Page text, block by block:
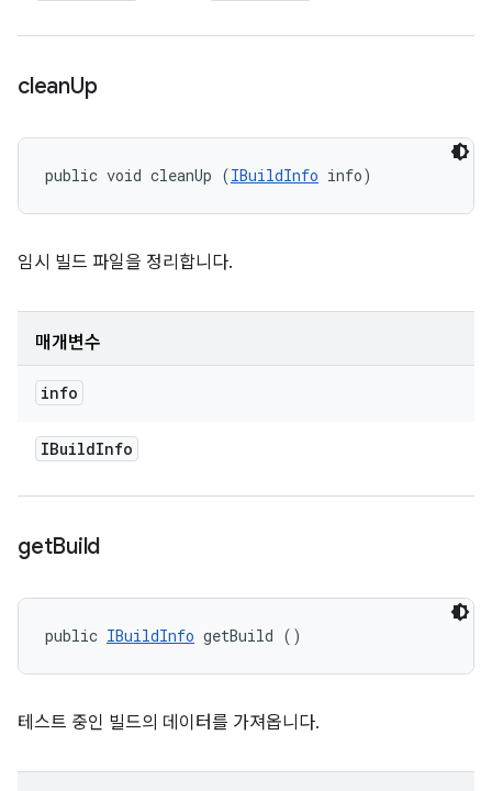
cleanUp
public void cleanUp (IBuildInfo info)
임시 빌드 파일을 정리합니다.
매개변수
info
IBuildInfo
getBuild
public IBuildInfo getBuild ()
테스트 중인 빌드의 데이터를 가져옵니다.